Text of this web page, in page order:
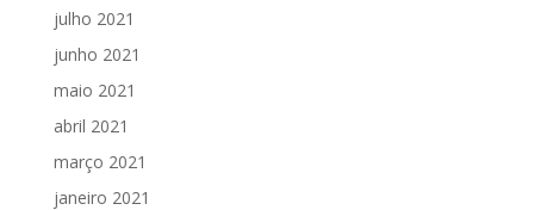
julho 2021
junho 2021
maio 2021
abril 2021
março 2021
janeiro 2021